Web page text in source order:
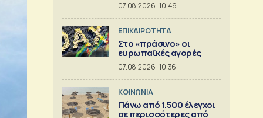
07.08.2026 | 10:49
ΕΠΙΚΑΙΡΟΤΗΤΑ
Στο «πράσινο» οι
ευρωπαϊκές αγορές
07.08.2026 | 10:36
ΚΟΙΝΩΝΙΑ
Πάνω από 1.500 έλεγχοι
σε περισσότερες από